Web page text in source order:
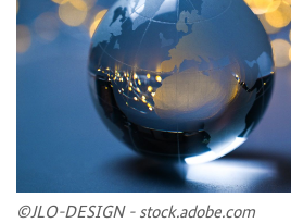
©JLO-​DESIGN - stock.adobe.com